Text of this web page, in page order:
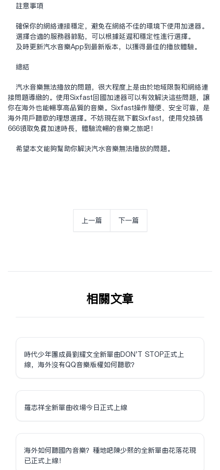
注意事项
确保你的网络连接稳定，避免在网络不佳的环境下使用加速器。
选择合适的服务器节点，可以根据延迟和稳定性进行选择。
及时更新汽水音乐App到最新版本，以获得最佳的播放体验。
总结
汽水音乐无法播放的问题，很大程度上是由于地域限制和网络连
接问题导致的。使用Sixfast回国加速器可以有效解决这些问题，让
你在海外也能畅享高品质的音乐。Sixfast操作简便、安全可靠，是
海外用户听歌的理想选择。不妨现在就下载Sixfast，使用兑换码
666领取免费加速时长，体验流畅的音乐之旅吧！
希望本文能够帮助你解决汽水音乐无法播放的问题。
上一篇 下一篇
相关文章
時代少年團成員劉耀文全新單曲DON'T STOP正式上
線，海外沒有QQ音樂版權如何聽歌？
羅志祥全新單曲收場今日正式上線
海外如何聽國內音樂？種地吧陳少熙的全新單曲花落花現
已正式上線！